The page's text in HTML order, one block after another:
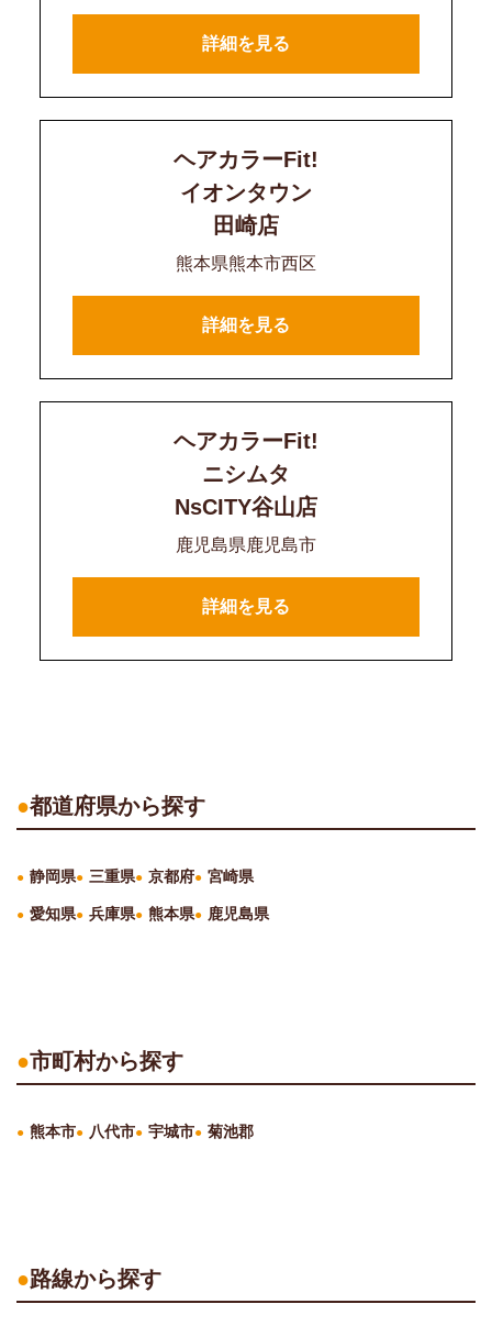
詳細を見る
ヘアカラーFit!
イオンタウン
田崎店
熊本県熊本市西区
詳細を見る
ヘアカラーFit!
ニシムタ
NsCITY谷山店
鹿児島県鹿児島市
詳細を見る
都道府県から探す
静岡県
愛知県
三重県
兵庫県
京都府
熊本県
宮崎県
鹿児島県
市町村から探す
熊本市 八代市 宇城市 菊池郡
路線から探す